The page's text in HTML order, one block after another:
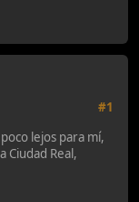
#1
lejos para mí,
Ciudad Real,